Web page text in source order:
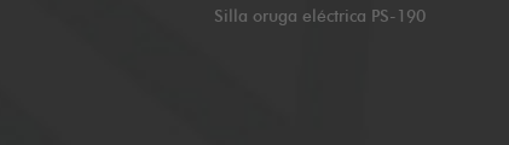
Silla oruga eléctrica PS-190